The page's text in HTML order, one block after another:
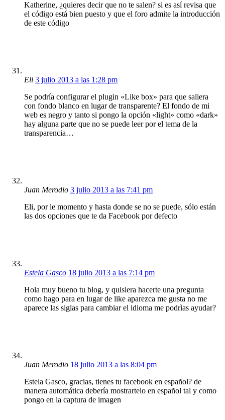
Katherine, ¿quieres decir que no te salen? si es así revisa que
el código está bien puesto y que el foro admite la introducción
de este código
Eli 3 julio 2013 a las 1:28 pm
Se podría configurar el plugin «Like box» para que saliera
con fondo blanco en lugar de transparente? El fondo de mi
web es negro y tanto si pongo la opción «light» como «dark»
hay alguna parte que no se puede leer por el tema de la
transparencia…
Juan Merodio 3 julio 2013 a las 7:41 pm
Eli, por le momento y hasta donde se no se puede, sólo están
las dos opciones que te da Facebook por defecto
Estela Gasco 18 julio 2013 a las 7:14 pm
Hola muy bueno tu blog, y quisiera hacerte una pregunta
como hago para en lugar de like aparezca me gusta no me
aparece las siglas para cambiar el idioma me podrìas ayudar?
Juan Merodio 18 julio 2013 a las 8:04 pm
Estela Gasco, gracias, tienes tu facebook en español? de
manera automática debería mostrartelo en español tal y como
pongo en la captura de imagen